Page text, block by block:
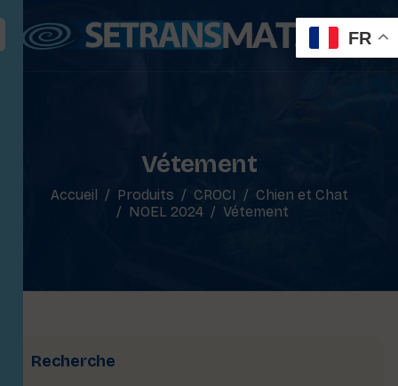
Vétement
Accueil Produits CROCI
Chien et Chat
NOEL 2024
Vétement
Recherche
FR